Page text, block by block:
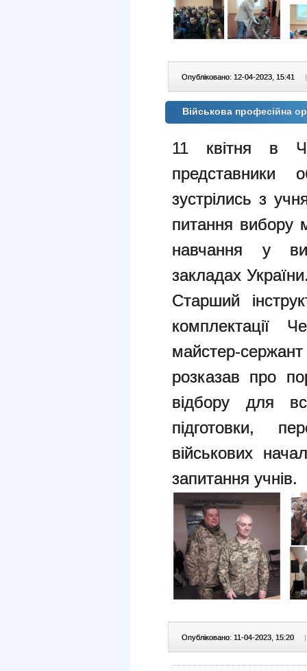
Опубліковано: 12-04-2023, 15:41 |
Військова професійна
11 квітня в
представники
зустрілись з
питання вибору
навчання у
закладах
Старший
комплектації
майстер-
розказав про
відбору для
підготовки,
військових
запитання учнів.
Опубліковано: 11-04-2023, 15:20 |